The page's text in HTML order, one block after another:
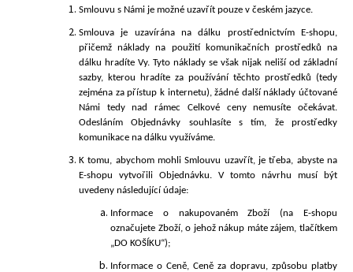
Smlouvu s Námi je možné uzavřít pouze v českém jazyce.
Smlouva je uzavírána na dálku prostřednictvím E-shopu,
přičemž náklady na použití komunikačních prostředků na
dálku hradíte Vy. Tyto náklady se však nijak neliší od základní
sazby, kterou hradíte za používání těchto prostředků (tedy
zejména za přístup k internetu), žádné další náklady účtované
Námi tedy nad rámec Celkové ceny nemusíte očekávat.
Odesláním Objednávky souhlasíte s tím, že prostředky
komunikace na dálku využíváme.
K tomu, abychom mohli Smlouvu uzavřít, je třeba, abyste na
E-shopu vytvořili Objednávku. V tomto návrhu musí být
uvedeny následující údaje:
Informace o nakupovaném Zboží (na E-shopu
označujete Zboží, o jehož nákup máte zájem, tlačítkem
„DO KOŠÍKU“);
Informace o Ceně, Ceně za dopravu, způsobu platby